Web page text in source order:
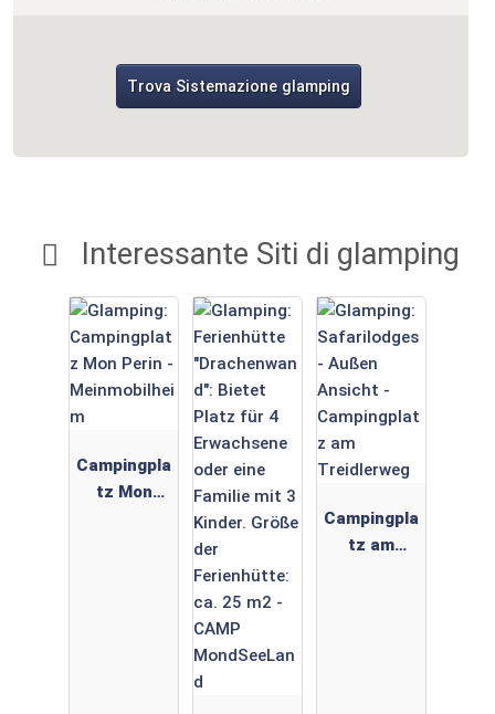
Trova Sistemazione glamping
Interessante Siti di glamping
Campingpla
tz Mon
Campingpla
tz am